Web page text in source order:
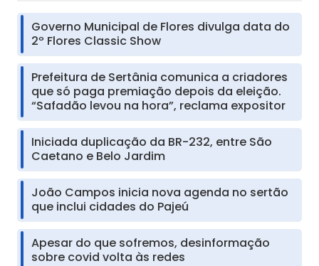
Governo Municipal de Flores divulga data do
2º Flores Classic Show
Prefeitura de Sertânia comunica a criadores
que só paga premiação depois da eleição.
“Safadão levou na hora”, reclama expositor
Iniciada duplicação da BR-232, entre São
Caetano e Belo Jardim
João Campos inicia nova agenda no sertão
que inclui cidades do Pajeú
Apesar do que sofremos, desinformação
sobre covid volta às redes